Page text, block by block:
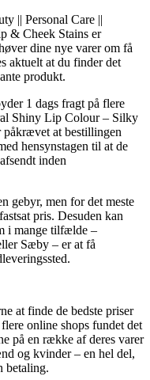
|| Personal Care ||
& Cheek Stains er
dine nye varer om få
aktuelt at du finder det
produkt.
1 dags fragt på flere
Shiny Lip Colour – Silky
at bestillingen
hensynstagen til at de
inden
gebyr, men for det meste
pris. Desuden kan
i mange tilfælde –
Sæby – er at få
at finde de bedste priser
online shops fundet det
på en række af deres varer
og kvinder – en hel del,
betaling.